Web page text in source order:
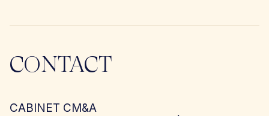
CONTACT
CABINET CM&A